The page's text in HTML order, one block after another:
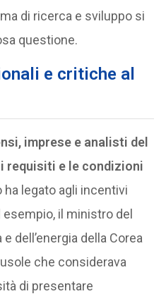
di ricerca e sviluppo si
questione.
e critiche al
imprese e analisti del
requisiti e le condizioni
legato agli incentivi
esempio, il ministro del
dell’energia della Corea
che considerava
di presentare